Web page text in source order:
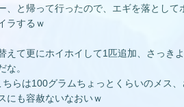
、と帰って行ったので、エギを落とし
ラするｗ
えて更にホイホイして1匹追加、さっき
な。
らは100グラムちょっとくらいのメス
にも容赦ないなおいｗ